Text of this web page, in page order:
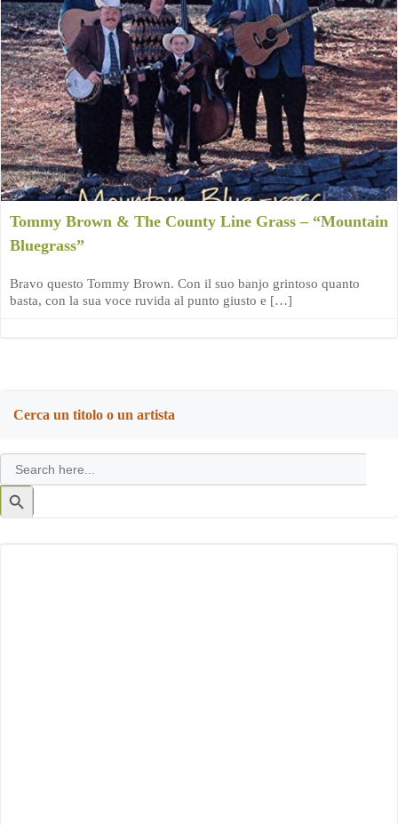
Tommy Brown & The County Line Grass – “Mountain
Bluegrass”
Bravo questo Tommy Brown. Con il suo banjo grintoso quanto
basta, con la sua voce ruvida al punto giusto e […]
Cerca un titolo o un artista
Search
for:
Search
Button